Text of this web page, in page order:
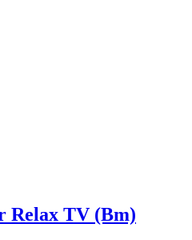
Relax TV (Bm)